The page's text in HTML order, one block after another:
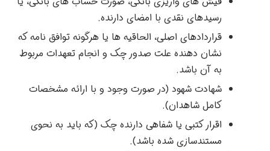
رسیدهای نقدی با امضای دارنده.
قراردادهای اصلی، الحاقیه ها یا هرگونه توافق نامه که
نشان دهنده علت صدور چک و انجام تعهدات مربوط
به آن باشد.
شهادت شهود (در صورت وجود و با ارائه مشخصات
کامل شاهدان).
اقرار کتبی یا شفاهی دارنده چک (که باید به نحوی
مستندسازی شده باشد).